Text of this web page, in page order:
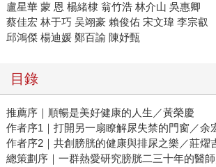
盧星華 蒙 恩 楊緒棣 翁竹浩 林介山 吳惠卿
蔡佳宏 林于巧 吴翊豪 賴俊佑 宋文瑋 李宗叡
邱鴻傑 楊迪媛 鄭百諭 陳妤甄
目錄
推薦序｜順暢是美好健康的人生／黃榮慶
作者序1｜打開另一扇瞭解尿失禁的門窗／余
作者序2｜共創膀胱的健康與排尿之樂／莊燿
總策劃序｜一群熱愛研究膀胱二三十年的醫